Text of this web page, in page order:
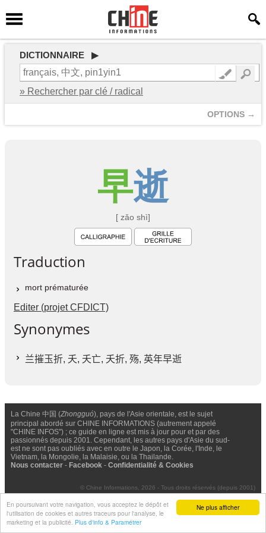
Ne plus afficher
En poursuivant votre navigation, vous acceptez le dépôt et
l'utilisation de cookies et autres traceurs pour l'analyse, le
marketing et la publicité. Plus d'info & Paramétrer
DICTIONNAIRE ▶
» Rechercher par clé / radical
OPTIONS →
早逝
[ zǎo shì]
Traduction
mort prématurée
Editer (projet CFDICT)
Synonymes
兰摧玉折, 夭, 夭亡, 夭折, 殇, 英年早逝
La Chine 中国 (Zhongguó), pays de l'Asie orientale, est le sujet
principal abordé sur CHINE INFORMATIONS (autrement appelé
"CHINE INFOS") ; ce guide en ligne est mis à jour pour et par des
passionnés depuis 2001. Cependant, les autres pays d'Asie du sud-
est ne sont pas oubliés avec en outre le Japon, la Corée, l'Inde, le
Vietnam, la Mongolie, la Malaisie, ou la Thailande.
Nous contacter - Facebook - Confidentialité & Cookies
© Chine Informations, 2026 - Tous droits réservés (depuis 2001)